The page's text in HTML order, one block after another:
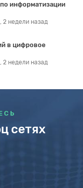
информатизации
2 недели назад
в цифровое
2 недели назад
сетях